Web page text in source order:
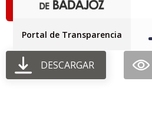
Portal de Transparencia
DESCARGAR